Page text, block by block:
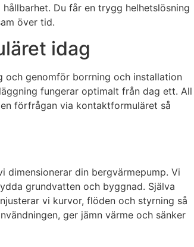
Du får en trygg helhetslösning
över tid.
idag
och genomför borrning och installation
fungerar optimalt från dag ett. All
förfrågan via kontaktformuläret så
din bergvärmepump. Vi
grundvatten och byggnad. Själva
vi kurvor, flöden och styrning så
ger jämn värme och sänker